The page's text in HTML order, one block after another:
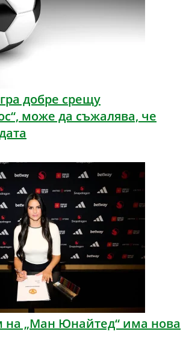
добре срещу
може да съжалява, че
на „Ман Юнайтед“ има нова